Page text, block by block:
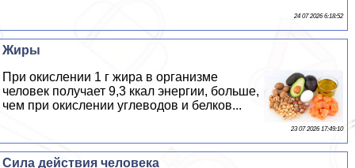
24 07 2026 6:18:52
Жиры
При окислении 1 г жира в организме
человек получает 9,3 ккал энергии, больше,
чем при окислении углеводов и белков...
23 07 2026 17:49:10
Сила действия человека